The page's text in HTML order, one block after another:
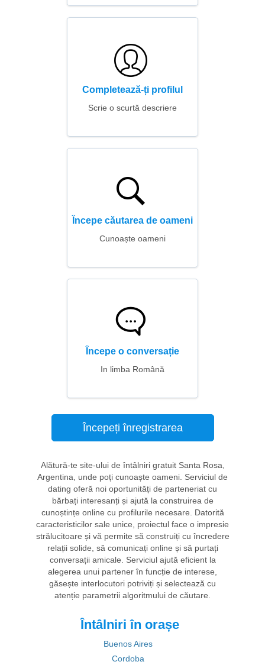
Completează-ți profilul
Scrie o scurtă descriere
Începe căutarea de oameni
Cunoaște oameni
Începe o conversație
In limba Română
Începeți înregistrarea
Alătură-te site-ului de întâlniri gratuit Santa Rosa,
Argentina, unde poți cunoaște oameni. Serviciul de
dating oferă noi oportunități de parteneriat cu
bărbați interesanți și ajută la construirea de
cunoștințe online cu profilurile necesare. Datorită
caracteristicilor sale unice, proiectul face o impresie
strălucitoare și vă permite să construiți cu încredere
relații solide, să comunicați online și să purtați
conversații amicale. Serviciul ajută eficient la
alegerea unui partener în funcție de interese,
găsește interlocutori potriviți și selectează cu
atenție parametrii algoritmului de căutare.
Întâlniri în orașe
Buenos Aires
Cordoba